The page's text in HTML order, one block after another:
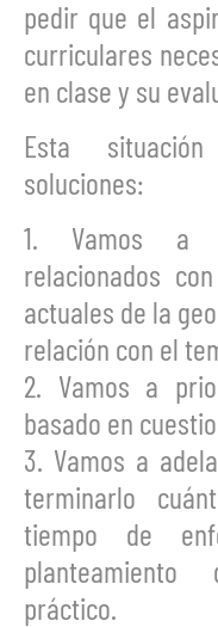
pedir que el
curriculares
en clase y su
Esta
soluciones:
1. Vamos a
relacionados
actuales de la
relación con el
2. Vamos a
basado en
3. Vamos a
terminarlo
tiempo de
práctico.